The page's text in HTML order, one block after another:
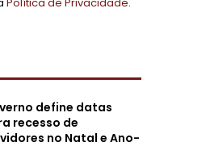
define datas
recesso de
no Natal e Ano-